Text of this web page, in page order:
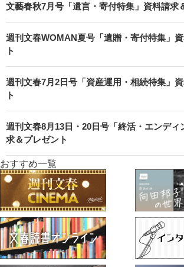
文藝春秋7月号「遺言・寄付特集」資料請求
週刊文春WOMAN夏号「遺贈・寄付特集」
ト
週刊文春7月2日号「資産運用・相続特集」
ト
週刊文春8月13日・20日号「終活・エンディ
求＆プレゼント
おすすめ一覧